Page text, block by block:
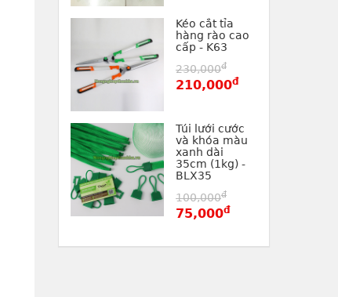
Kéo cắt tỉa
hàng rào cao
cấp - K63
230,000đ
210,000đ
Túi lưới cước
và khóa màu
xanh dài
35cm (1kg) -
BLX35
100,000đ
75,000đ